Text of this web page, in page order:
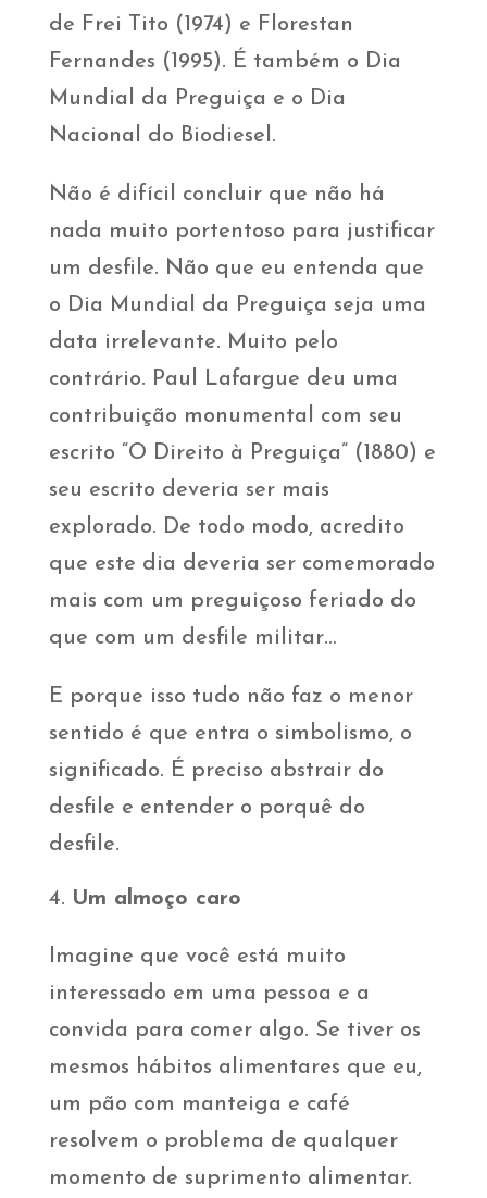
de Frei Tito (1974) e Florestan
Fernandes (1995). É também o Dia
Mundial da Preguiça e o Dia
Nacional do Biodiesel.
Não é difícil concluir que não há
nada muito portentoso para justificar
um desfile. Não que eu entenda que
o Dia Mundial da Preguiça seja uma
data irrelevante. Muito pelo
contrário. Paul Lafargue deu uma
contribuição monumental com seu
escrito “O Direito à Preguiça” (1880) e
seu escrito deveria ser mais
explorado. De todo modo, acredito
que este dia deveria ser comemorado
mais com um preguiçoso feriado do
que com um desfile militar…
E porque isso tudo não faz o menor
sentido é que entra o simbolismo, o
significado. É preciso abstrair do
desfile e entender o porquê do
desfile.
Um almoço caro
Imagine que você está muito
interessado em uma pessoa e a
convida para comer algo. Se tiver os
mesmos hábitos alimentares que eu,
um pão com manteiga e café
resolvem o problema de qualquer
momento de suprimento alimentar.